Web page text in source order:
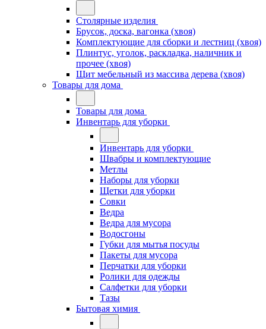
Столярные изделия
Брусок, доска, вагонка (хвоя)
Комплектующие для сборки и лестниц (хвоя)
Плинтус, уголок, раскладка, наличник и
прочее (хвоя)
Щит мебельный из массива дерева (хвоя)
Товары для дома
Товары для дома
Инвентарь для уборки
Инвентарь для уборки
Швабры и комплектующие
Метлы
Наборы для уборки
Щетки для уборки
Совки
Ведра
Ведра для мусора
Водосгоны
Губки для мытья посуды
Пакеты для мусора
Перчатки для уборки
Ролики для одежды
Салфетки для уборки
Тазы
Бытовая химия